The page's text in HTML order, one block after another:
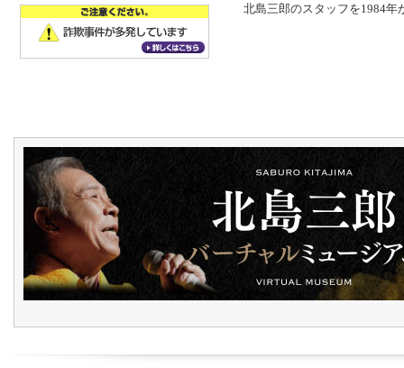
北島三郎のスタッフを1984年